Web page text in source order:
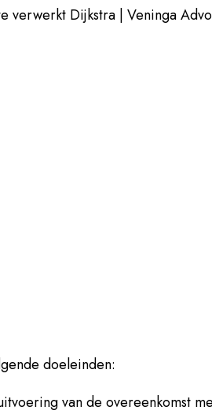
Dijkstra | Veninga
doeleinden:
van de overeenkomst